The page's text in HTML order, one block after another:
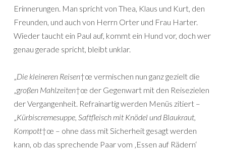
Erinnerungen. Man spricht von Thea, Klaus und Kurt, den
Freunden, und auch von Herrn Orter und Frau Harter.
Wieder taucht ein Paul auf, kommt ein Hund vor, doch wer
genau gerade spricht, bleibt unklar.
„Die kleineren Reisen†œ vermischen nun ganz gezielt die
„großen Mahlzeiten†œ der Gegenwart mit den Reisezielen
der Vergangenheit. Refrainartig werden Menüs zitiert –
„Kürbiscremesuppe, Saftfleisch mit Knödel und Blaukraut,
Kompott†œ – ohne dass mit Sicherheit gesagt werden
kann, ob das sprechende Paar vom ‚Essen auf Rädern‘